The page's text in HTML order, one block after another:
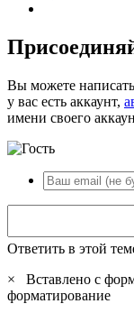
Вы можете написать
у вас есть аккаунт,
имени своего
Ответить в этой
×
Вставлено с
форматирование